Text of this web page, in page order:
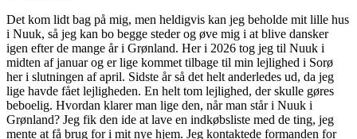
Det kom lidt bag på mig, men heldigvis kan jeg beholde mit lille hus
i Nuuk, så jeg kan bo begge steder og øve mig i at blive dansker
igen efter de mange år i Grønland. Her i 2026 tog jeg til Nuuk i
midten af januar og er lige kommet tilbage til min lejlighed i Sorø
her i slutningen af april. Sidste år så det helt anderledes ud, da jeg
lige havde fået lejligheden. En helt tom lejlighed, der skulle gøres
beboelig. Hvordan klarer man lige den, når man står i Nuuk i
Grønland? Jeg fik den ide at lave en indkøbsliste med de ting, jeg
mente at få brug for i mit nye hjem. Jeg kontaktede formanden for